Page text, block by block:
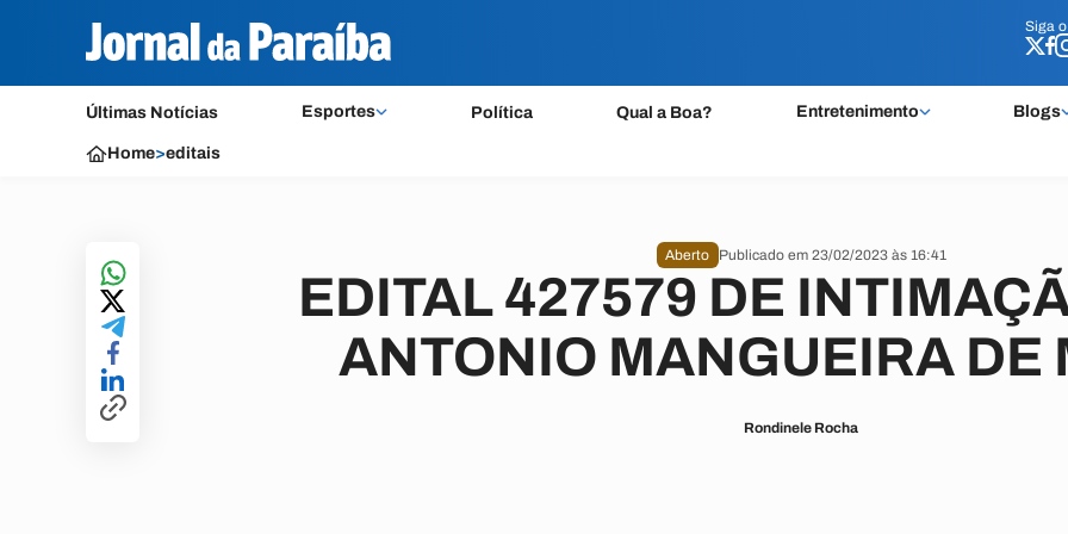
Siga o
Últimas Notícias Esportes Política Qual a Boa? Entretenimento Blogs
Siga o
Home>editais
Aberto Publicado em 23/02/2023 às 16:41
EDITAL 427579 DE
ANTONIO MANGUEIRA DE
Rondinele Rocha